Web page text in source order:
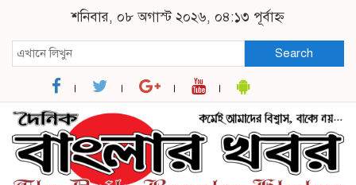
শনিবার, ০৮ অগাস্ট ২০২৬, ০৪:১৩ পূর্বাহ্ন
Search